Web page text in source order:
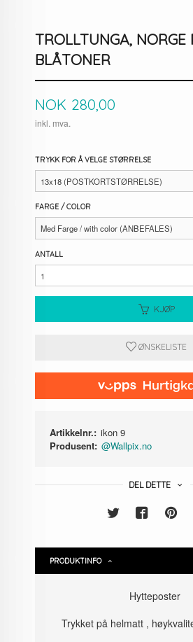
TROLLTUNGA, NORGE
BLÅTONER
Pris
NOK 280,00
inkl. mva.
TRYKK FOR Å VELGE STØRRELSE
FARGE / COLOR
ANTALL
KJØP
ØNSKELISTE
Artikkelnr.: ikon 9
Produsent: @Wallpix.no
DEL DETTE
PRODUKTINFO
Hytteposter
Trykket på helmatt ,